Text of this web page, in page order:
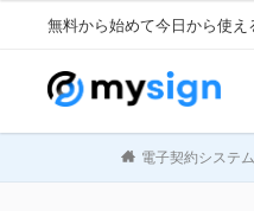
無料から始めて今日から使え
電子契約システ